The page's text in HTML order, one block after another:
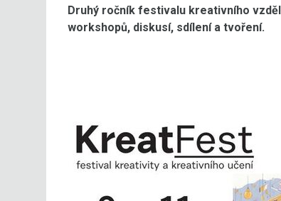
Druhý ročník festivalu kreativního
workshopů, diskusí, sdílení a tvoření.